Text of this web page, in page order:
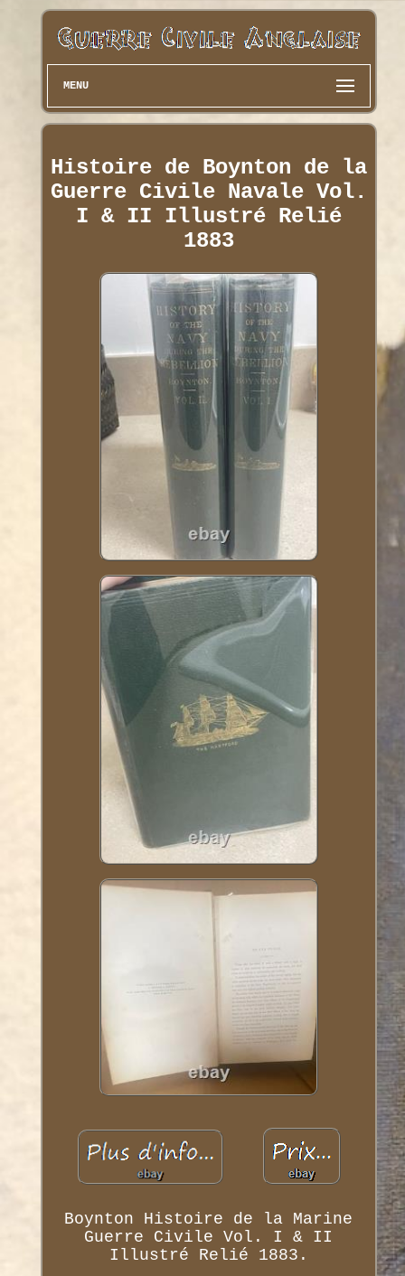
MENU
Histoire de Boynton de la
Guerre Civile Navale Vol.
I & II Illustré Relié
1883
Boynton Histoire de la Marine
Guerre Civile Vol. I & II
Illustré Relié 1883.